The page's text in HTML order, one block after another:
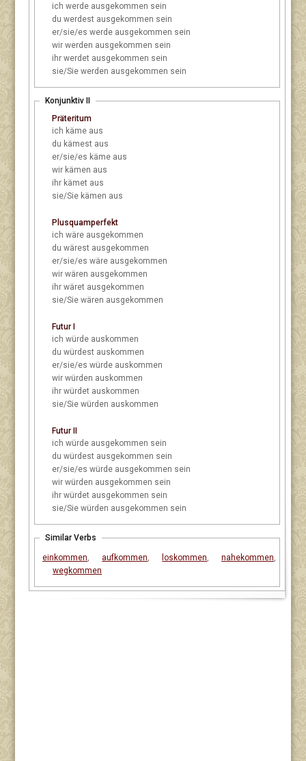
ich
werde ausgekommen sein
du
werdest ausgekommen sein
er/sie/es
werde ausgekommen sein
wir
werden ausgekommen sein
ihr
werdet ausgekommen sein
sie/Sie
werden ausgekommen sein
Konjunktiv II
Präteritum
ich käme aus
du kämest aus
er/sie/es käme aus
wir kämen aus
ihr kämet aus
sie/Sie kämen aus
Plusquamperfekt
ich wäre ausgekommen
du wärest ausgekommen
er/sie/es wäre ausgekommen
wir wären ausgekommen
ihr wäret ausgekommen
sie/Sie wären ausgekommen
Futur I
ich würde auskommen
du würdest auskommen
er/sie/es würde auskommen
wir würden auskommen
ihr würdet auskommen
sie/Sie würden auskommen
Futur II
ich
würde ausgekommen sein
du
würdest ausgekommen sein
er/sie/es
würde ausgekommen sein
wir
würden ausgekommen sein
ihr
würdet ausgekommen sein
sie/Sie
würden ausgekommen sein
Similar Verbs
einkommen, aufkommen, loskommen, nahekommen,
wegkommen